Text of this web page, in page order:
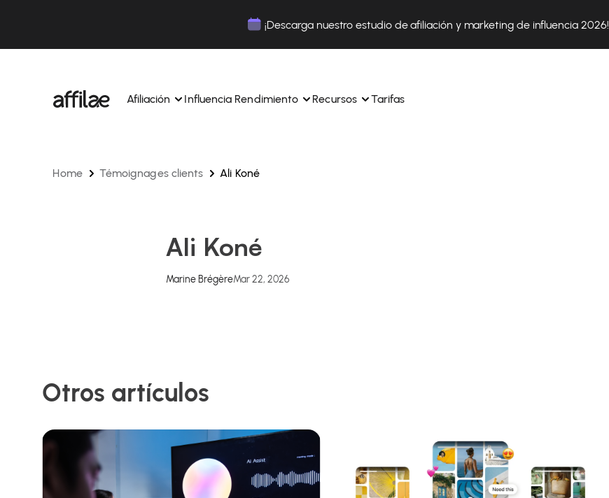
¡Descarga nuestro estudio de afiliación y marketing de influencia 2026!
Afiliación
Gestione sus campañas y afiliados desde una única
afiliados con total sencillez.
Influencia Rendimiento
Gestiona tus campañas y TikTok Shop desde un solo
colaboraciones desde la aplicación.
Recursos Tarifas
Home Témoignages clients Ali Koné
Ali Koné
Marine BrégèreMar 22, 2026
Otros artículos